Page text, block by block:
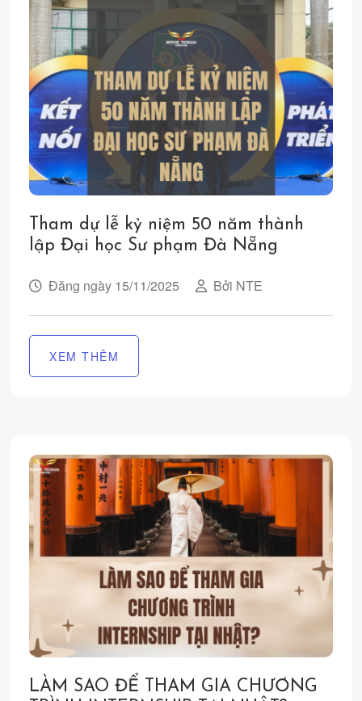
Tham dự lễ kỷ niệm 50 năm thành
lập Đại học Sư phạm Đà Nẵng
Đăng ngày 15/11/2025 Bởi NTE
XEM THÊM
LÀM SAO ĐỂ THAM GIA CHƯƠNG